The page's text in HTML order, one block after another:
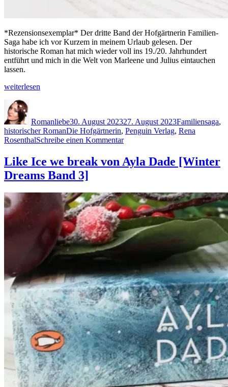
*Rezensionsexemplar* Der dritte Band der Hofgärtnerin Familien-
Saga habe ich vor Kurzem in meinem Urlaub gelesen. Der
historische Roman hat mich wieder voll ins 19./20. Jahrhundert
entführt und mich in die Welt von Marleene und Julius eintauchen
lassen.
„Die
Blütenzauber
von
Rena
Rosenthal
(Band
weiterlesen
Romanliebe30. August 202327. August 2023Familiensaga,
historischer RomanSchlagwörter
Die Hofgärtnerin, Penguin Verlag, Rena
RosenthalSchreibe einen Kommentarzu
Hofgärtnerin
Blütenzauber
Rosenthal
(Band
3)
Like Ice we break von Ayla Dade [Winter
Dreams Band 3]